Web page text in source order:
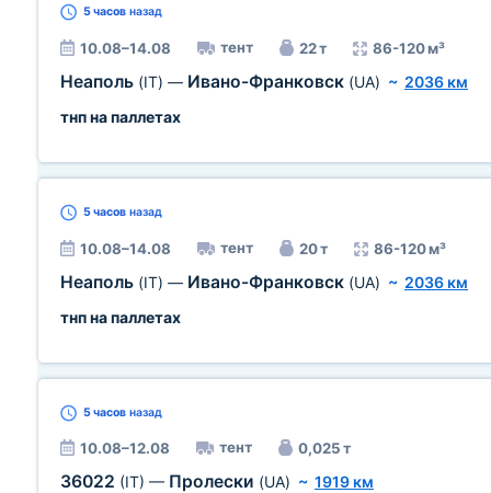
5 часов назад
10.08–14.08 тент 22 т 86-120 м³
Неаполь (IT) — Ивано-Франковск (UA) ~ 2036 км
тнп на паллетах
5 часов назад
10.08–14.08 тент 20 т 86-120 м³
Неаполь (IT) — Ивано-Франковск (UA) ~ 2036 км
тнп на паллетах
5 часов назад
10.08–12.08 тент 0,025 т
36022 (IT) — Пролески (UA) ~ 1919 км